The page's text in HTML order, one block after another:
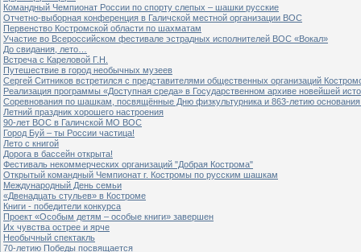
Командный Чемпионат России по спорту слепых – шашки русские
Отчетно-выборная конференция в Галичской местной организации ВОС
Первенство Костромской области по шахматам
Участие во Всероссийском фестивале эстрадных исполнителей ВОС «Вокал»
До свидания, лето…
Встреча с Кареловой Г.Н.
Путешествие в город необычных музеев
Сергей Ситников встретился с представителями общественных организаций
Реализация программы «Доступная среда» в Государственном архиве новейшей
Соревнования по шашкам, посвящённые Дню физкультурника и 863-летию основания
Летний праздник хорошего настроения
90-лет ВОС в Галичской МО ВОС
Город Буй – ты России частица!
Лето с книгой
Дорога в бассейн открыта!
Фестиваль некоммерческих организаций "Добрая Кострома"
Открытый командный Чемпионат г. Костромы по русским шашкам
Международный День семьи
«Двенадцать стульев» в Костроме
Книги - победители конкурса
Проект «Особым детям – особые книги» завершен
Их чувства острее и ярче
Необычный спектакль
70-летию Победы посвящается